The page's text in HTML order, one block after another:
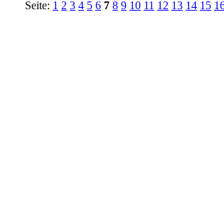
Seite: 1 2 3 4 5 6 7 8 9 10 11 12 13 14 15